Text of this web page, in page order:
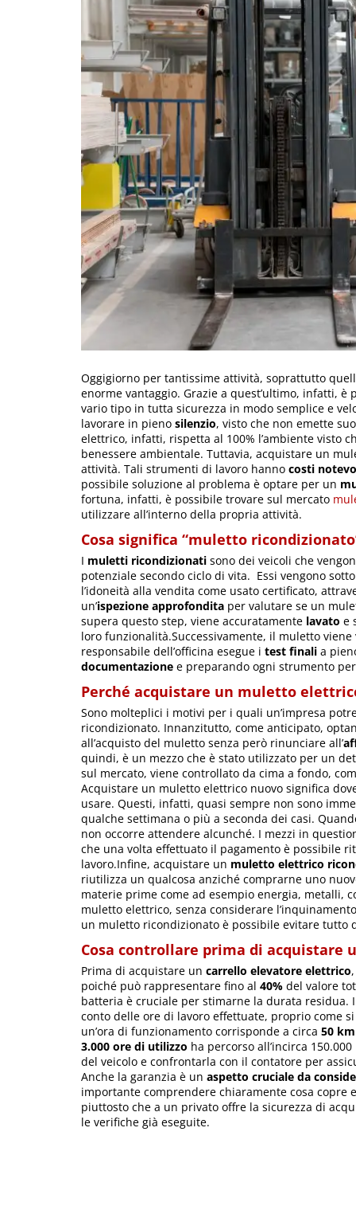
Oggigiorno per tantissime attività, soprattutto
enorme vantaggio. Grazie a quest’ultimo, infatti,
vario tipo in tutta sicurezza in modo semplice e
lavorare in pieno silenzio, visto che non emette
elettrico, infatti, rispetta al 100% l’ambiente visto
benessere ambientale. Tuttavia, acquistare un
attività. Tali strumenti di lavoro hanno costi
possibile soluzione al problema è optare per un
fortuna, infatti, è possibile trovare sul mercato
utilizzare all’interno della propria attività.
Cosa significa “muletto
I muletti ricondizionati sono dei veicoli che
potenziale secondo ciclo di vita. Essi vengono
l’idoneità alla vendita come usato certificato,
un’ispezione approfondita per valutare se un
supera questo step, viene accuratamente lavato e
loro funzionalità.Successivamente, il muletto viene
responsabile dell’officina esegue i test finali a
documentazione e preparando ogni strumento
Perché acquistare un muletto
Sono molteplici i motivi per i quali un’impresa
ricondizionato. Innanzitutto, come anticipato,
all’acquisto del muletto senza però rinunciare all’
quindi, è un mezzo che è stato utilizzato per un
sul mercato, viene controllato da cima a fondo,
Acquistare un muletto elettrico nuovo significa
usare. Questi, infatti, quasi sempre non sono
qualche settimana o più a seconda dei casi.
non occorre attendere alcunché. I mezzi in
che una volta effettuato il pagamento è possibile
lavoro.Infine, acquistare un muletto elettrico
riutilizza un qualcosa anziché comprarne uno
materie prime come ad esempio energia, metalli,
muletto elettrico, senza considerare
un muletto ricondizionato è possibile evitare tutto
Cosa controllare prima di acquistare
Prima di acquistare un carrello elevatore elettrico
poiché può rappresentare fino al 40% del valore
batteria è cruciale per stimarne la durata residua.
conto delle ore di lavoro effettuate, proprio come
un’ora di funzionamento corrisponde a circa 50
3.000 ore di utilizzo ha percorso all’incirca
del veicolo e confrontarla con il contatore per
Anche la garanzia è un aspetto cruciale da
importante comprendere chiaramente cosa copre
piuttosto che a un privato offre la sicurezza di
le verifiche già eseguite.